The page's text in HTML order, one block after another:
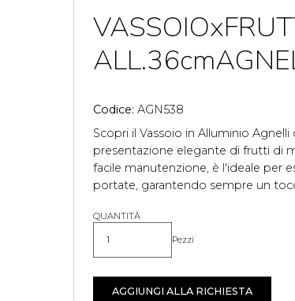
Codice: AGN538
Scopri il Vassoio in Alluminio
presentazione elegante di frutti di
facile manutenzione, è l'ideale per
portate, garantendo sempre un
QUANTITÀ
Quantità Pezzi
AGGIUNGI ALLA RICHIESTA